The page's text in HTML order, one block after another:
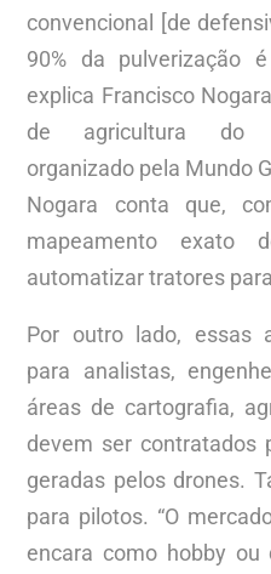
convencional [de
90% da pulverização
explica Francisco
de agricultura do
organizado pela Mundo
Nogara conta que,
mapeamento exato
automatizar tratores
Por outro lado, essas
para analistas,
áreas de cartografia,
devem ser contratados
geradas pelos drones.
para pilotos. “O
encara como hobby ou